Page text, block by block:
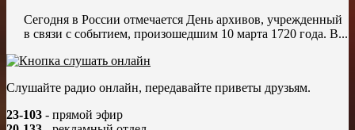
Сегодня в России отмечается День архивов, учрежденный
в связи с событием, произошедшим 10 марта 1720 года. В...
Слушайте радио онлайн, передавайте приветы друзьям.
23-103 - прямой эфир